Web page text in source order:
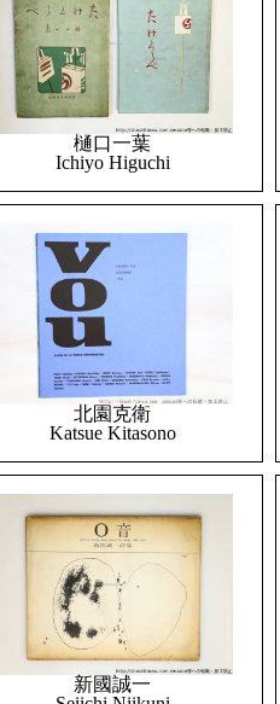
樋口一葉
Ichiyo Higuchi
北園克衛
Katsue Kitasono
新國誠一